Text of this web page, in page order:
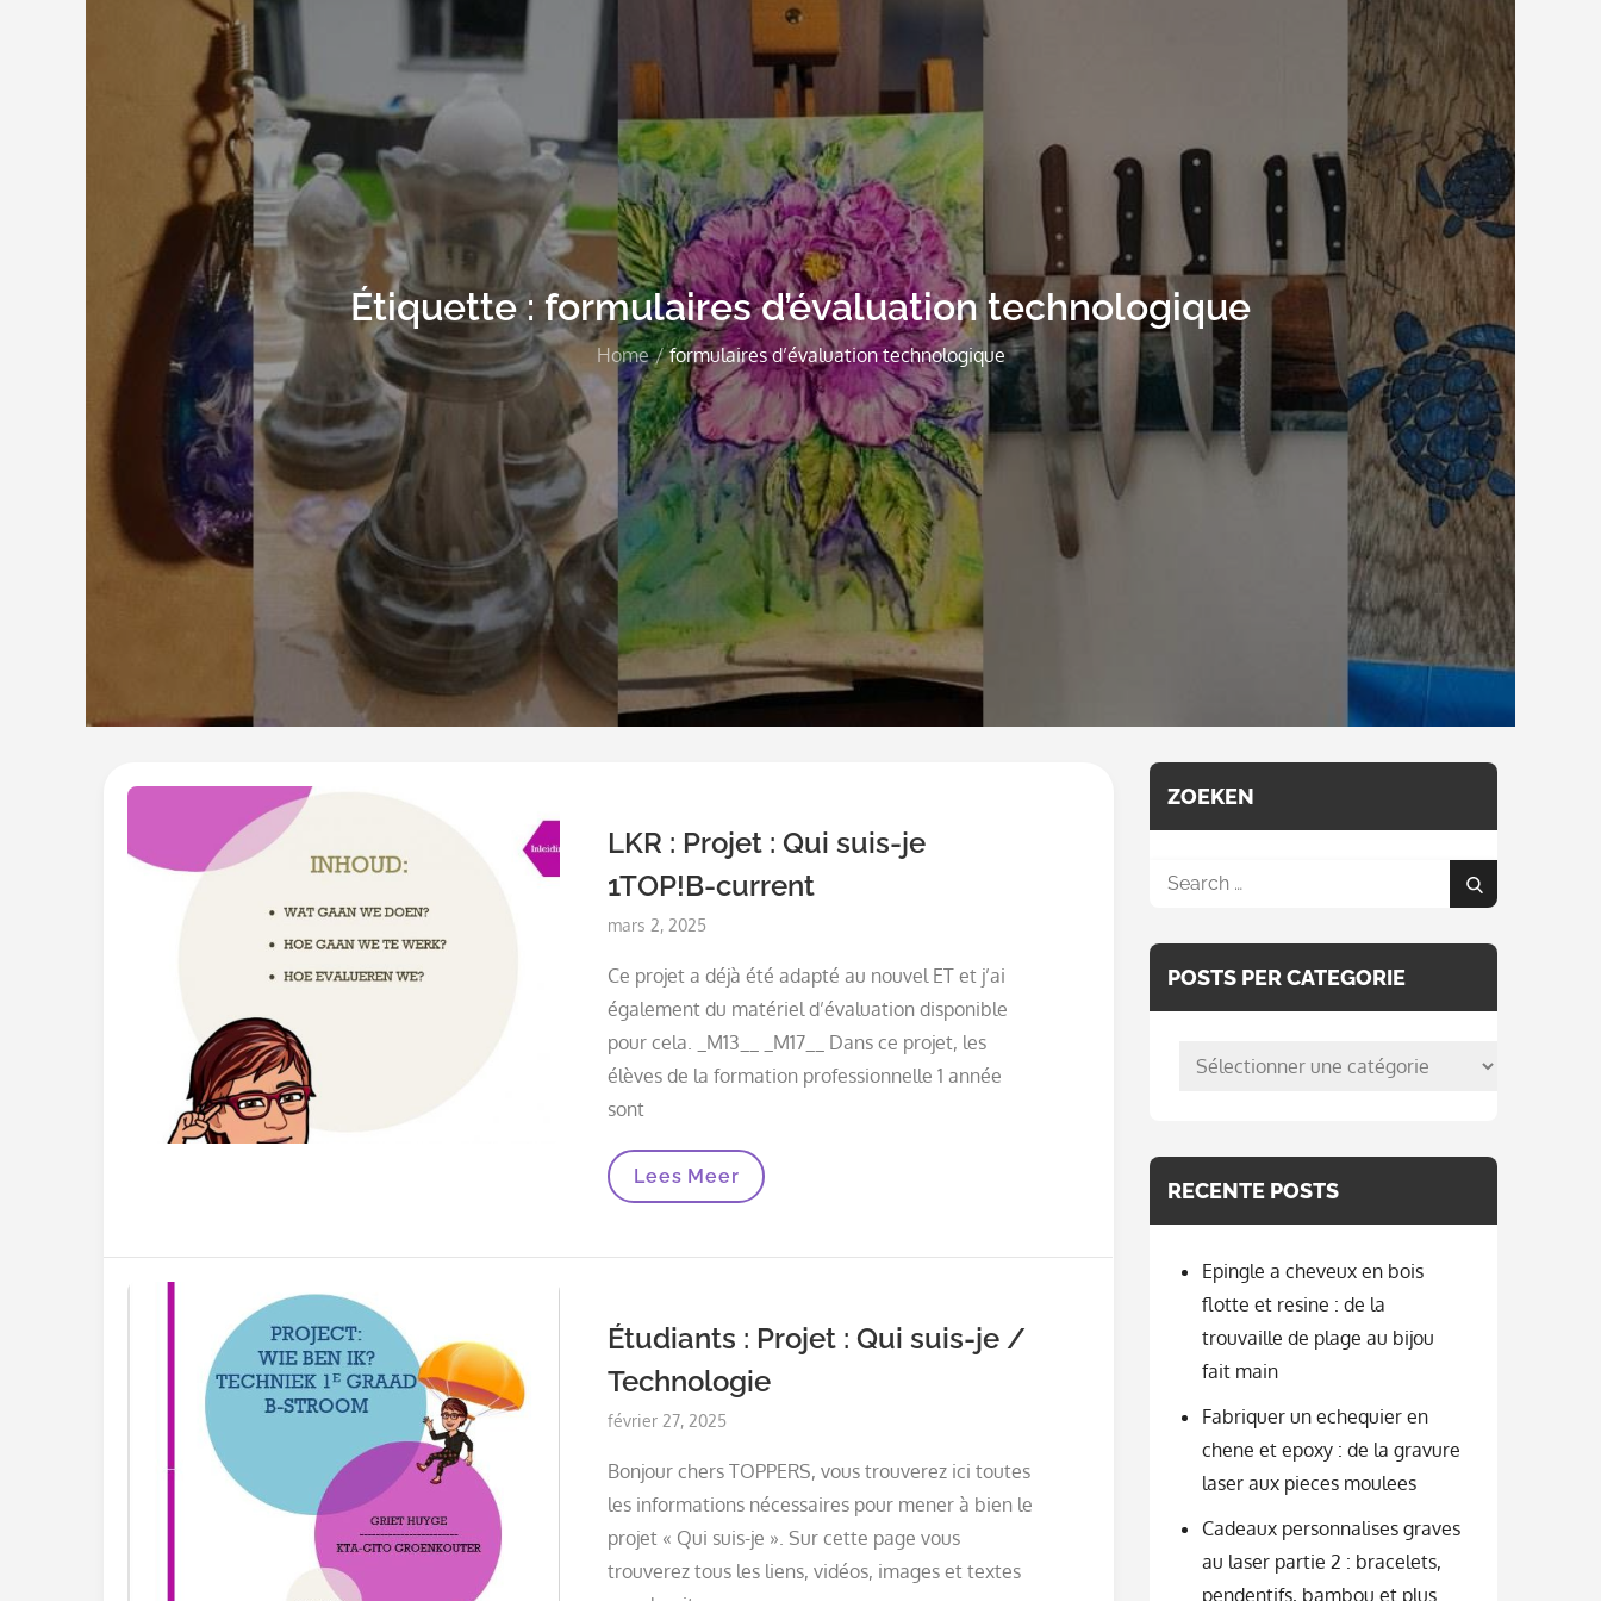
Étiquette : formulaires d’évaluation technologique
Home formulaires d’évaluation technologique
LKR : Projet : Qui suis-je
1TOP!B-current
Posted
mars 2, 2025
Ce projet a déjà été adapté au nouvel ET et j’ai
également du matériel d’évaluation disponible
pour cela. _M13__ _M17__ Dans ce projet, les
élèves de la formation professionnelle 1 année
sont
LKR
Qui
Current
Lees Meer
Étudiants : Projet : Qui suis-je /
Technologie
Posted
février 27, 2025
Bonjour chers TOPPERS, vous trouverez ici toutes
les informations nécessaires pour mener à bien le
projet « Qui suis-je ». Sur cette page vous
trouverez tous les liens, vidéos, images et textes
ZOEKEN
Search
Search
POSTS PER CATEGORIE
posts
RECENTE POSTS
Epingle a cheveux en bois
flotte et resine : de la
trouvaille de plage au bijou
fait main
Fabriquer un echequier en
chene et epoxy : de la gravure
laser aux pieces moulees
Cadeaux personnalises graves
au laser partie 2 : bracelets,
pendentifs, bambou et plus